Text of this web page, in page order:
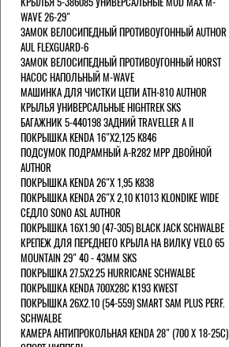
WAVE 26-29"
ЗАМОК ВЕЛОСИПЕДНЫЙ ПРОТИВОУГОННЫЙ AUTHOR
AUL FLEXGUARD-6
ЗАМОК ВЕЛОСИПЕДНЫЙ ПРОТИВОУГОННЫЙ HORST
НАСОС НАПОЛЬНЫЙ M-WAVE
МАШИНКА ДЛЯ ЧИСТКИ ЦЕПИ ATH-810 AUTHOR
КРЫЛЬЯ УНИВЕРСАЛЬНЫЕ HIGHTREK SKS
БАГАЖНИК 5-440198 ЗАДНИЙ TRAVELLER A II
ПОКРЫШКА KENDA 16"Х2,125 K846
ПОДСУМОК ПОДРАМНЫЙ A-R282 MPP ДВОЙНОЙ
AUTHOR
ПОКРЫШКА KENDA 26"Х 1,95 K838
ПОКРЫШКА KENDA 26"Х 2,10 K1013 KLONDIKE WIDE
СЕДЛО SONO ASL AUTHOR
ПОКРЫШКА 16X1.90 (47-305) BLACK JACK SCHWALBE
КРЕПЕЖ ДЛЯ ПЕРЕДНЕГО КРЫЛА НА ВИЛКУ VELO 65
MOUNTAIN 29" 40 - 43ММ SKS
ПОКРЫШКА 27.5X2.25 HURRICANE SCHWALBE
ПОКРЫШКА KENDA 700Х28С K193 KWEST
ПОКРЫШКА 26X2.10 (54-559) SMART SAM PLUS PERF.
SCHWALBE
КАМЕРА АНТИПРОКОЛЬНАЯ KENDA 28" (700 Х 18-25C)